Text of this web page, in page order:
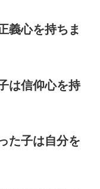
義心を持ちま
は信仰心を持
た子は自分を